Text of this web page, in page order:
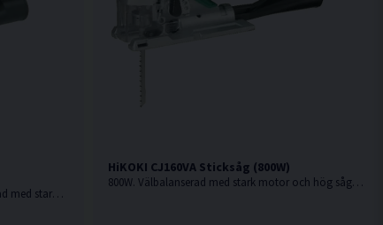
720W. Mycket kompakt och välbalanserad med stark motor och hög sågkapacitet.
HiKOKI CJ160VA Sticksåg (800W)
800W. Välbalanserad med stark motor och hög sågkapacitet.